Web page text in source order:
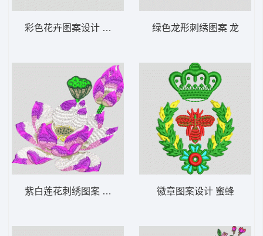
彩色花卉图案设计 简单花
紫白莲花刺绣图案 靓花 荷花
绿色龙形刺绣图案 龙
徽章图案设计 蜜蜂